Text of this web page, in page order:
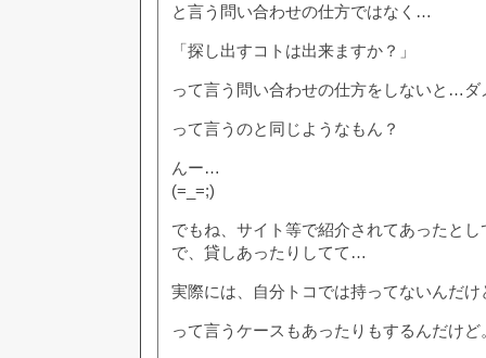
と言う問い合わせの仕方ではなく…
「探し出すコトは出来ますか？」
って言う問い合わせの仕方をしないと…
って言うのと同じようなもん？
んー…
(=_=;)
でもね、サイト等で紹介されてあったと
で、貸しあったりしてて…
実際には、自分トコでは持ってないんだ
って言うケースもあったりもするんだけど